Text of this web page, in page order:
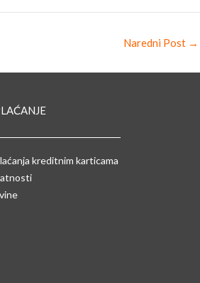
Naredni Post →
kreditnim karticama